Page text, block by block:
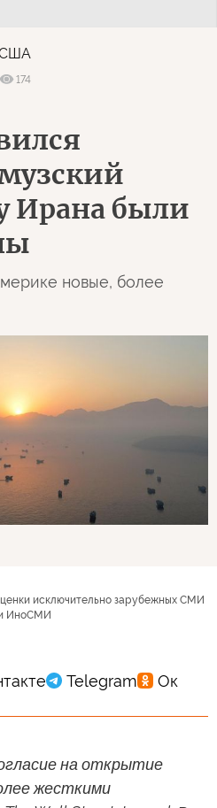
174
Ирана были
новые, более
исключительно зарубежных СМИ
ИноСМИ
на открытие
жесткими